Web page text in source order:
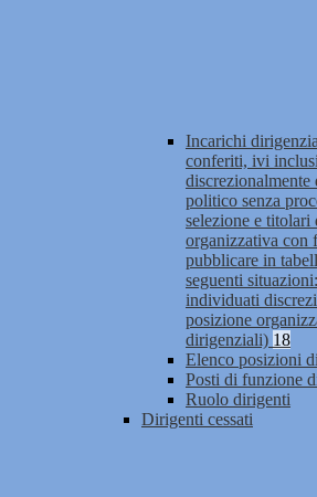
Incarichi
conferiti, ivi
politico senza
selezione e titolari
organizzativa con
pubblicare in
seguenti
individuati
posizione
dirigenziali) 18
Elenco posizioni
Posti di funzione
Ruolo dirigenti
Dirigenti cessati